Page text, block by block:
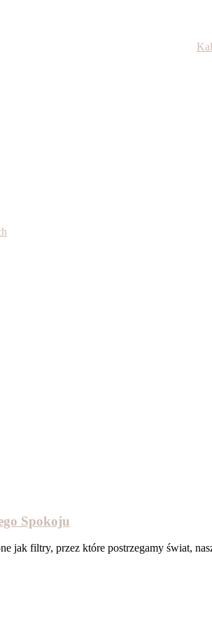
Spokoju
jak filtry, przez które postrzegamy świat,